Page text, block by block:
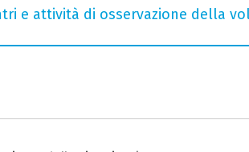
e attività di osservazione della